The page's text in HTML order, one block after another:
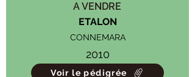
A VENDRE
ETALON
CONNEMARA
2010
Voir le pédigrée